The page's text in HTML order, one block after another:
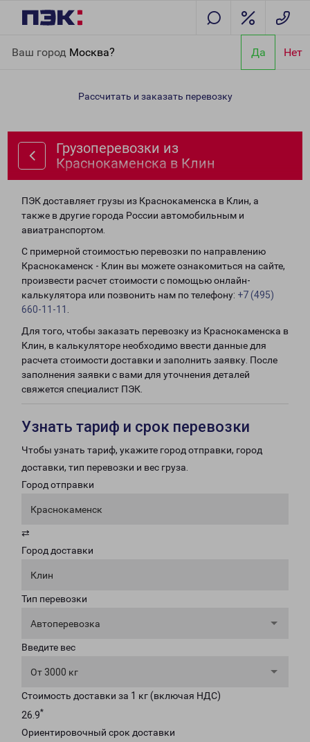
Ваш город Москва? Да Нет
Клин
Рассчитать и заказать перевозку
Грузоперевозки из
Краснокаменска в Клин
ПЭК доставляет грузы из Краснокаменска в Клин, а
также в другие города России автомобильным и
авиатранспортом.
С примерной стоимостью перевозки по направлению
Краснокаменск - Клин вы можете ознакомиться на сайте,
произвести расчет стоимости с помощью онлайн-
калькулятора или позвонить нам по телефону: +7 (495)
660-11-11
Для того, чтобы заказать перевозку из Краснокаменска в
Клин, в калькуляторе необходимо ввести данные для
расчета стоимости доставки и заполнить заявку. После
заполнения заявки с вами для уточнения деталей
свяжется специалист ПЭК.
Узнать тариф и срок перевозки
Чтобы узнать тариф, укажите город отправки, город
доставки, тип перевозки и вес груза.
Город отправки
Краснокаменск
⇄
Город доставки
Клин
Тип перевозки
Автоперевозка
Введите вес
От 3000 кг
Стоимость доставки за 1 кг (включая НДС)
26.9*
Ориентировочный срок доставки